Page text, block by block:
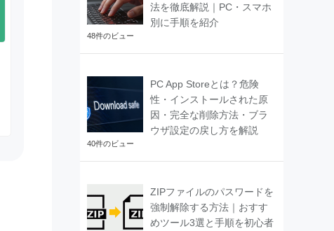
法を徹底解説｜PC・スマホ
別に手順を紹介
48件のビュー
PC App Storeとは？危険
性・インストールされた原
因・完全な削除方法・ブラ
ウザ設定の戻し方を解説
40件のビュー
ZIPファイルのパスワードを
強制解除する方法｜おすす
めツール3選と手順を初心者